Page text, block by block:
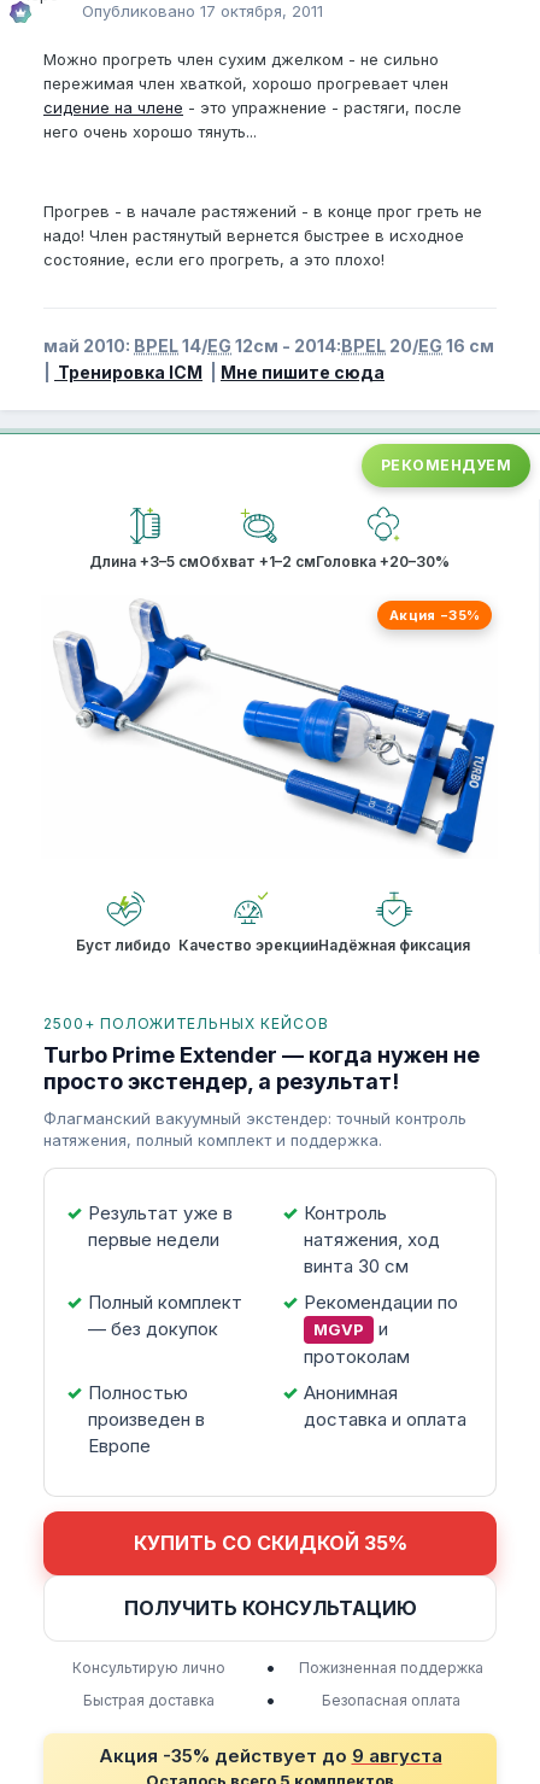
Опубликовано 17 октября, 2011
Можно прогреть член сухим джелком - не сильно
пережимая член хваткой, хорошо прогревает член
сидение на члене - это упражнение - растяги, после
него очень хорошо тянуть...
Прогрев - в начале растяжений - в конце прог греть не
надо! Член растянутый вернется быстрее в исходное
состояние, если его прогреть, а это плохо!
май 2010: BPEL14/EG 12см - 2014:BPEL 20/EG 16 см
Тренировка ICM Мне пишите сюда
РЕКОМЕНДУЕМ
Длина +3–5 смОбхват +1–2 смГоловка +20–30%
Акция −35%
Буст либидо Качество эрекцииНадёжная фиксация
2500+ ПОЛОЖИТЕЛЬНЫХ КЕЙСОВ
Turbo Prime Extender — когда нужен не
просто экстендер, а результат!
Флагманский вакуумный экстендер: точный контроль
натяжения, полный комплект и поддержка.
Результат уже в
первые недели
Контроль
натяжения, ход
винта 30 см
Полный комплект
— без докупок
Рекомендации по
MGVP
и
протоколам
Полностью
произведен в
Европе
Анонимная
доставка и оплата
КУПИТЬ СО СКИДКОЙ 35%
ПОЛУЧИТЬ КОНСУЛЬТАЦИЮ
Консультирую лично •
Пожизненная поддержка
Быстрая доставка
• Безопасная оплата
Акция -35% действует до 9 августа
Осталось всего 5 комплектов